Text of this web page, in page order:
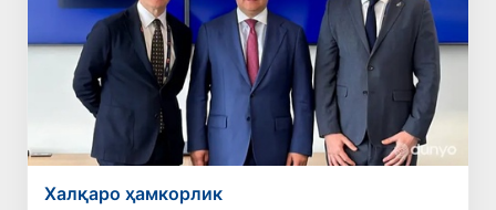
Халқаро ҳамкорлик